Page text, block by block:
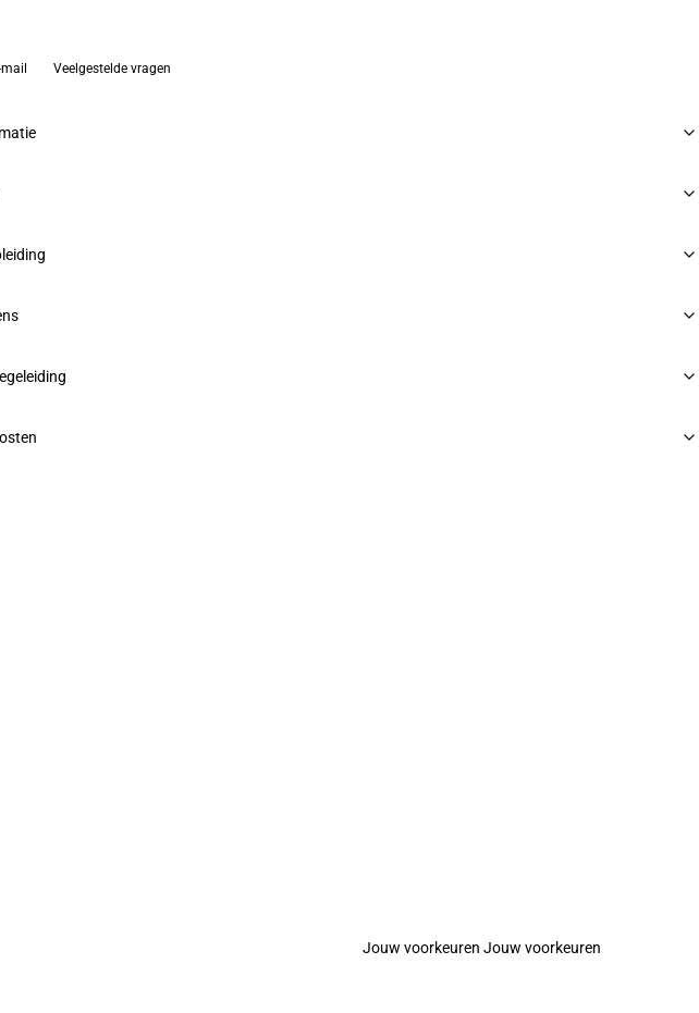
Veelgestelde vragen
Jouw voorkeuren